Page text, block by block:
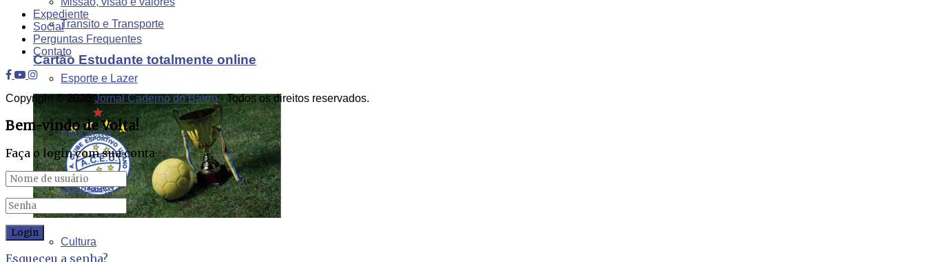
Cartão Estudante totalmente online
Transito e Transporte
Esporte e Lazer
Educação
Segurança
Cultura
Expediente
Social
Perguntas Frequentes
Contato
Copyright © 2020Jornal Caderno do Bairro- Todos os direitos reservados.
Bem-vindo de Volta!
Faça o login com sua conta
Esqueceu a senha?